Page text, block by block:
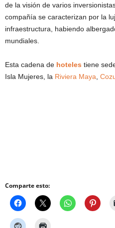
de la visión de varios
compañía se caracterizan por la
infraestructura, habiendo
mundiales.
Esta cadena de hoteles tiene
Isla Mujeres, la Riviera Maya
Comparte esto: